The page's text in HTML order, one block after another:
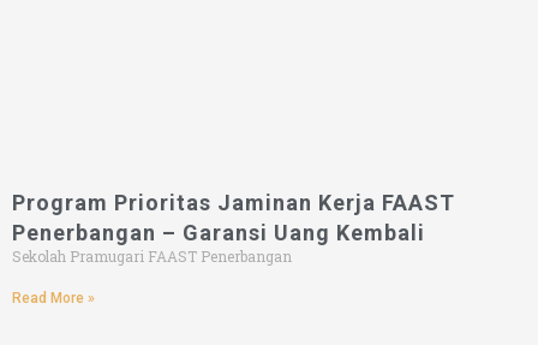
Program Prioritas Jaminan Kerja FAAST
Penerbangan – Garansi Uang Kembali
Sekolah Pramugari FAAST Penerbangan
Read More »